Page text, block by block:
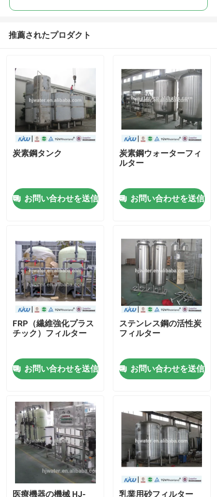
プロダクト
私達について
工場旅行
品質管理
私達に連絡しなさい
ニュース
場合
産業浄水装置
逆浸透の浄水装置
推薦されたプロダクト
炭素鋼タンク
お問い合わせを送信
炭素鋼ウォーターフィ
ルター
お問い合わせを送信
FRP（繊維強化プラス
チック）フィルター
お問い合わせを送信
ステンレス鋼の活性炭
フィルター
お問い合わせを送信
医療機器の機械 HJ- 乳業用砂フィルター